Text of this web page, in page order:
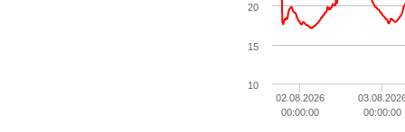
02.08.2026
00:00:00
00:00:00
10
15
20